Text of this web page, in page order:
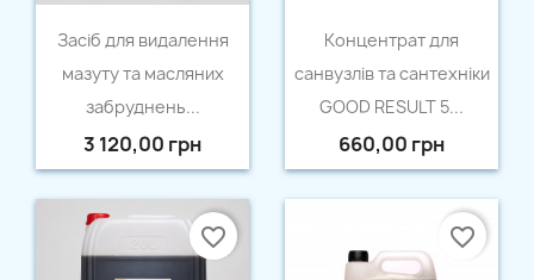
Швидкий перегляд
Засіб для видалення
мазуту та масляних
забруднень...
3 120,00 грн
Швидкий перегляд
Концентрат для
санвузлів та сантехніки
GOOD RESULT 5...
660,00 грн
favorite_border favorite_border